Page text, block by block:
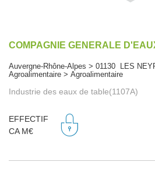
COMPAGNIE GENERALE
Auvergne-Rhône-Alpes > 01130 LES
Agroalimentaire > Agroalimentaire
Industrie des eaux de table(1107A)
EFFECTIF
CA M€